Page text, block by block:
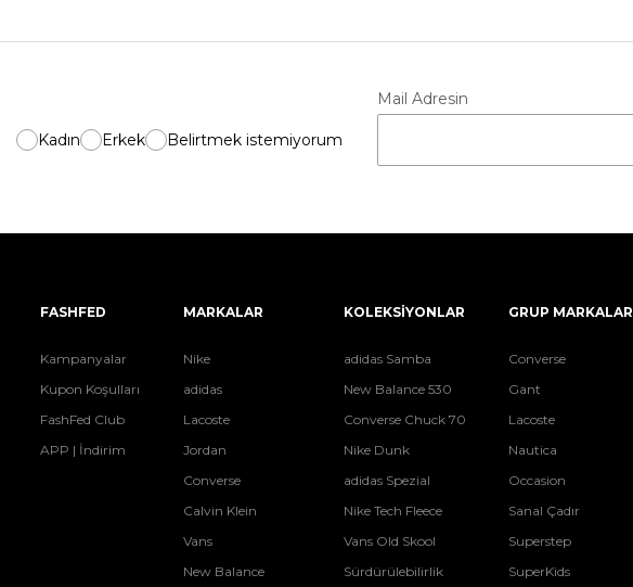
Kadın Erkek Belirtmek istemiyorum
Mail Adresin
FASHFED
Kampanyalar
Kupon Koşulları
FashFed Club
APP | İndirim
MARKALAR
Nike
adidas
Lacoste
Jordan
Converse
Calvin Klein
Vans
New Balance
KOLEKSİYONLAR
adidas Samba
New Balance 530
Converse Chuck 70
Nike Dunk
adidas Spezial
Nike Tech Fleece
Vans Old Skool
Sürdürülebilirlik
GRUP MARKALAR
Converse
Gant
Lacoste
Nautica
Occasion
Sanal Çadır
Superstep
SuperKids